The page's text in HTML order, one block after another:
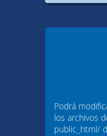
Podrá
los archivos
public_html/